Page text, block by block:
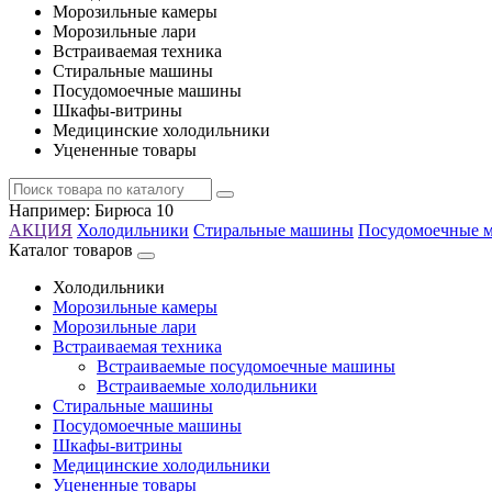
Морозильные камеры
Морозильные лари
Встраиваемая техника
Стиральные машины
Посудомоечные машины
Шкафы-витрины
Медицинские холодильники
Уцененные товары
Например: Бирюса 10
АКЦИЯ Холодильники Стиральные машины Посудомоечные
Каталог товаров
Холодильники
Морозильные камеры
Морозильные лари
Встраиваемая техника
Встраиваемые посудомоечные машины
Встраиваемые холодильники
Стиральные машины
Посудомоечные машины
Шкафы-витрины
Медицинские холодильники
Уцененные товары